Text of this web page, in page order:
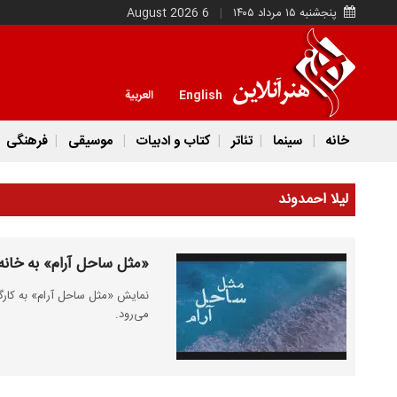
پنجشنبه ۱۵ مرداد ۱۴۰۵ 6 August 2026
English العربية
خانه سینما تئاتر کتاب و ادبیات موسیقی فرهنگی
لیلا احمدوند
«مثل ساحل آرام» به
نمایش «مثل ساحل آرام» به
می‌رود.